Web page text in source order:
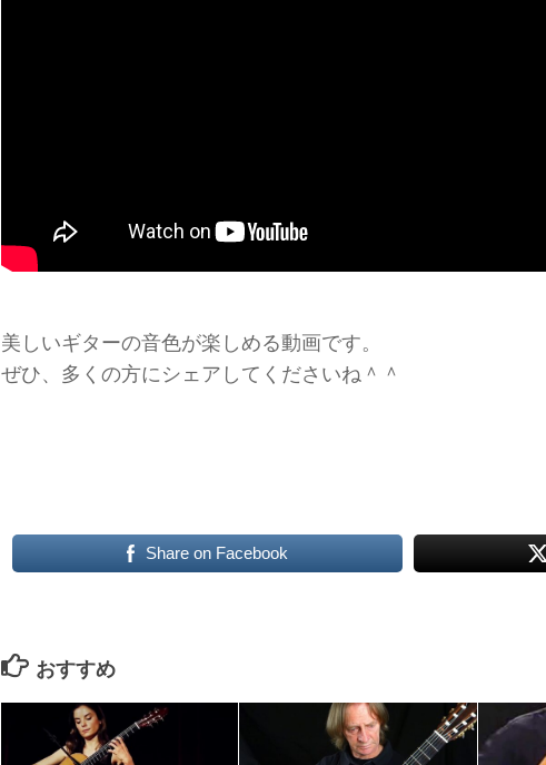
美しいギターの音色が楽しめる動画です。
ぜひ、多くの方にシェアしてくださいね＾＾
Share on Facebook
おすすめ